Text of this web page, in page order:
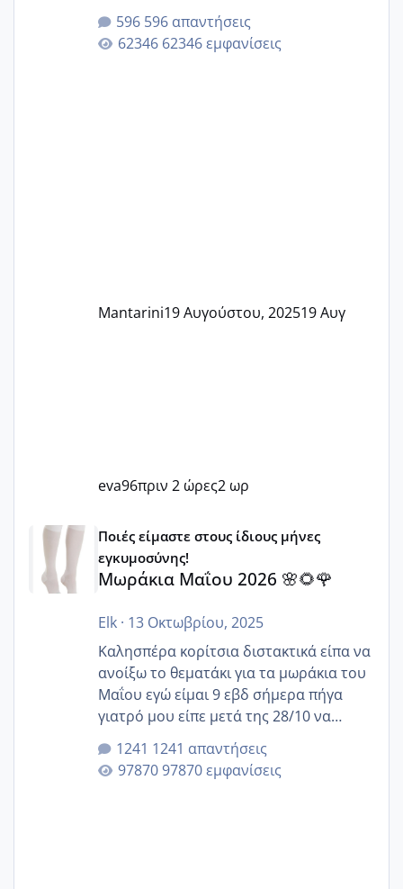
596 απαντήσεις
62346 εμφανίσεις
Mantarini19 Αυγούστου, 202519 Αυγ
eva96πριν 2 ώρες2 ωρ
Μωράκια Μαΐου 2026 🌸🌻🌹
Ποιές είμαστε στους ίδιους μήνες
εγκυμοσύνης!
Μωράκια Μαΐου 2026 🌸🌻🌹
Elk· 13 Οκτωβρίου, 2025
Καλησπέρα κορίτσια διστακτικά είπα να
ανοίξω το θεματάκι για τα μωράκια του
Μαΐου εγώ είμαι 9 εβδ σήμερα πήγα
γιατρό μου είπε μετά της 28/10 να
κλείσω ραντεβού για την αυχενική είναι
καμιά άλλη κοπέλα να γεννάει Μάιο ;;
1241 απαντήσεις
97870 εμφανίσεις